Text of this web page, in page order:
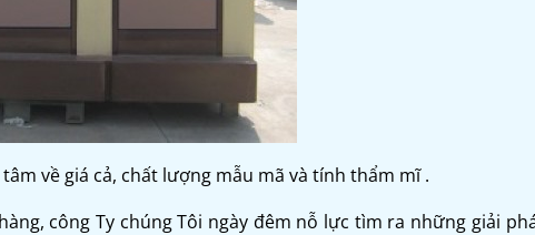
về giá cả, chất lượng mẫu mã và tính thẩm mĩ .
công Ty chúng Tôi ngày đêm nỗ lực tìm ra những giải